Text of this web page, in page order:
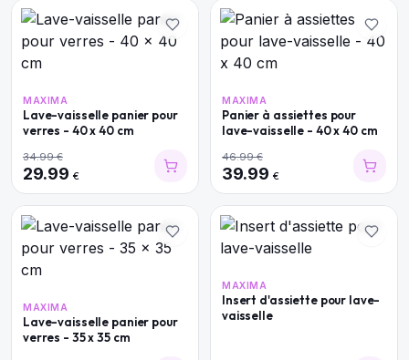
MAXIMA
Lave-vaisselle panier pour
verres - 40 x 40 cm
34.99€
29.99 €
MAXIMA
Panier à assiettes pour
lave-vaisselle - 40 x 40 cm
46.99€
39.99 €
MAXIMA
Lave-vaisselle panier pour
verres - 35 x 35 cm
MAXIMA
Insert d'assiette pour lave-
vaisselle